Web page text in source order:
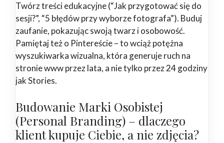
Twórz treści edukacyjne (“Jak przygotować się do
sesji?”, “5 błędów przy wyborze fotografa”). Buduj
zaufanie, pokazując swoją twarz i osobowość.
Pamiętaj też o Pintereście – to wciąż potężna
wyszukiwarka wizualna, która generuje ruch na
stronie www przez lata, a nie tylko przez 24 godziny
jak Stories.
Budowanie Marki Osobistej
(Personal Branding) – dlaczego
klient kupuje Ciebie, a nie zdjęcia?